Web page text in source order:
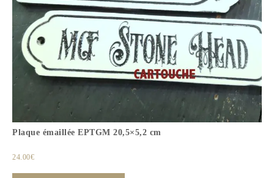
Plaque émaillée EPTGM 20,5×5,2 cm
24.00€